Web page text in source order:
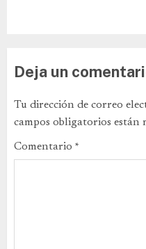
Deja un
Tu dirección de correo
campos obligatorios están
Comentario *